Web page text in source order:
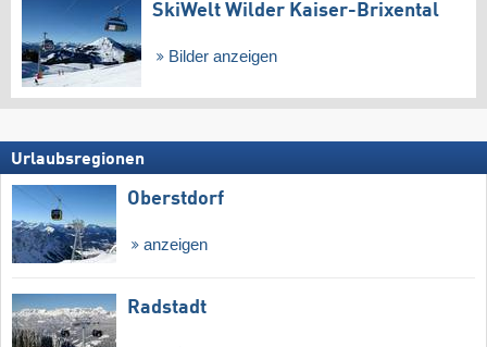
SkiWelt Wilder Kaiser-Brixental
Bilder anzeigen
Urlaubsregionen
Oberstdorf
anzeigen
Radstadt